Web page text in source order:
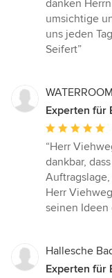
danken
umsichtige
uns jeden
Seifert”
Experten für
Bewertung:
5
von
5
Sternen
“Herr
dankbar,
Herr
seinen Ideen
Hallesche
Experten für